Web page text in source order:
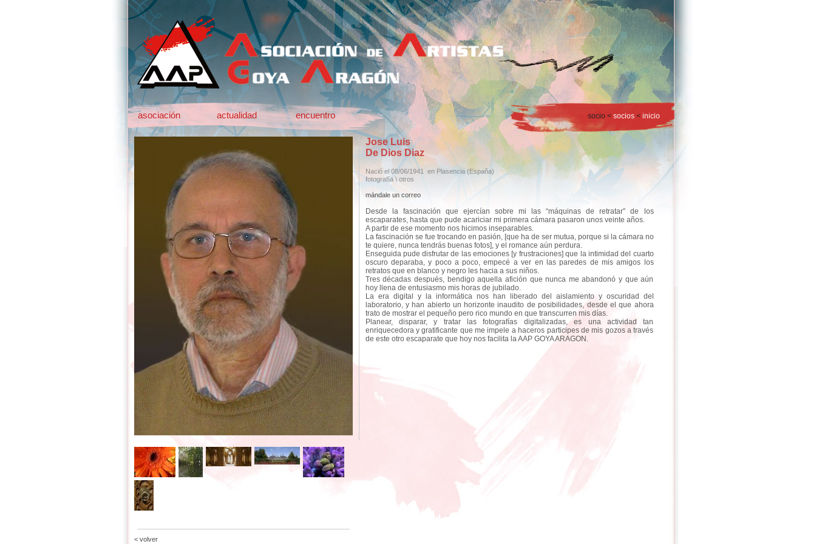
asociación actualidad encuentro socio < socios< inicio
< volver
Jose Luis
De Dios Diaz
Nació el 08/06/1941 en Plasencia (España)
fotografía \ otros
mándale un correo
Desde la fascinación que ejercían sobre mi las “máquinas de retratar” de los
escaparates, hasta que pude acariciar mi primera cámara pasaron unos veinte años.
A partir de ese momento nos hicimos inseparables.
La fascinación se fue trocando en pasión, [que ha de ser mutua, porque si la cámara no
te quiere, nunca tendrás buenas fotos], y el romance aún perdura.
Enseguida pude disfrutar de las emociones [y frustraciones] que la intimidad del cuarto
oscuro deparaba, y poco a poco, empecé a ver en las paredes de mis amigos los
retratos que en blanco y negro les hacia a sus niños.
Tres décadas después, bendigo aquella afición que nunca me abandonó y que aún
hoy llena de entusiasmo mis horas de jubilado.
La era digital y la informática nos han liberado del aislamiento y oscuridad del
laboratorio, y han abierto un horizonte inaudito de posibilidades, desde el que ahora
trato de mostrar el pequeño pero rico mundo en que transcurren mis días.
Planear, disparar, y tratar las fotografías digitalizadas, es una actividad tan
enriquecedora y gratificante que me impele a haceros participes de mis gozos a través
de este otro escaparate que hoy nos facilita la AAP GOYA ARAGON.